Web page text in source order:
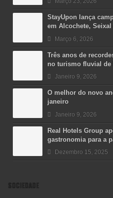
StayUpon lança
em Alcochete,
Março 6, 2026
Três anos de
no turismo fluvial de
Janeiro 9, 2026
O melhor do novo
janeiro
Janeiro 9, 2026
Real Hotels Group
gastronomia para a
Dezembro 15, 2025
SOCIEDADE